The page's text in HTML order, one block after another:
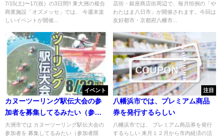
7/15(土)〜17(祝）の3日間!! 東大洲の複合
商業施設「オズメッセ」では、 今週末楽
しいイベントが開催...
店街・銀座商店街周辺で、毎月恒例の「や
わたはま八日市」が開催されます。今回は
友好都市・京都府八幡市...
イベント
カヌーツーリング駅伝大会の参
加者を募集してるみたい（参加
者限定）
大洲市では カヌーツーリング駅伝大会の
参加者を 募集してるみたい（参加者限
注目
八幡浜市では、プレミアム商品
券を発行するらしい
八幡浜市では、 プレミアム商品券を発行
するらしい 来月１２月から市内経済の活